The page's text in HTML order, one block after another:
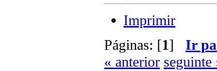
Imprimir
Páginas: [1] Ir
« anterior seguinte